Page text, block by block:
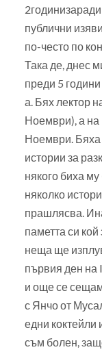
публични
по-често по
Така де, днес
преди 5
а. Бях лектор
Ноември), а на
Ноември.
истории за
някого биха
няколко
прашлясва.
паметта си
неща ще
първия ден на
и още се
с Янчо от
едни коктейли
съм болен,